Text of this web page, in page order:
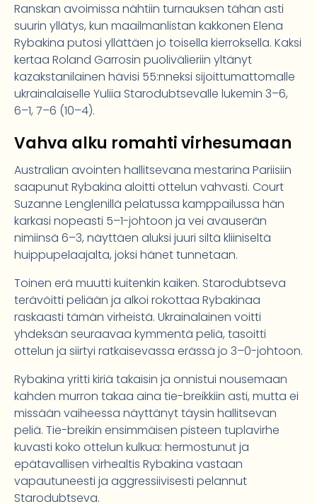
Ranskan avoimissa nähtiin turnauksen tähän asti
suurin yllätys, kun maailmanlistan kakkonen Elena
Rybakina putosi yllättäen jo toisella kierroksella. Kaksi
kertaa Roland Garrosin puolivälieriin yltänyt
kazakstanilainen hävisi 55:nneksi sijoittumattomalle
ukrainalaiselle Yuliia Starodubtsevalle lukemin 3–6,
6–1, 7–6 (10–4).
Vahva alku romahti virhesumaan
Australian avointen hallitsevana mestarina Pariisiin
saapunut Rybakina aloitti ottelun vahvasti. Court
Suzanne Lenglenillä pelatussa kamppailussa hän
karkasi nopeasti 5–1-johtoon ja vei avaus­erän
nimiinsä 6–3, näyttäen aluksi juuri siltä kliiniseltä
huippupelaajalta, joksi hänet tunnetaan.
Toinen erä muutti kuitenkin kaiken. Starodubtseva
terävöitti peliään ja alkoi rokottaa Rybakinaa
raskaasti tämän virheistä. Ukrainalainen voitti
yhdeksän seuraavaa kymmentä peliä, tasoitti
ottelun ja siirtyi ratkaisevassa erässä jo 3–0-johtoon.
Rybakina yritti kiriä takaisin ja onnistui nousemaan
kahden murron takaa aina tie-breikkiin asti, mutta ei
missään vaiheessa näyttänyt täysin hallitsevan
peliä. Tie-breikin ensimmäisen pisteen tuplavirhe
kuvasti koko ottelun kulkua: hermostunut ja
epätavallisen virhealtis Rybakina vastaan
vapautuneesti ja aggressiivisesti pelannut
Starodubtseva.